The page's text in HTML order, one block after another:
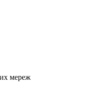
мереж